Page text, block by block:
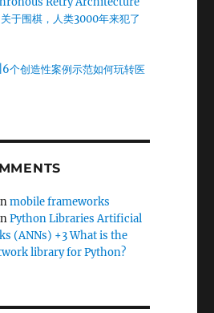
于围棋，人类3000年来犯了
个创造性案例示范如何玩转医
mobile frameworks
Python Libraries Artificial
(ANNs) +3 What is the
library for Python?